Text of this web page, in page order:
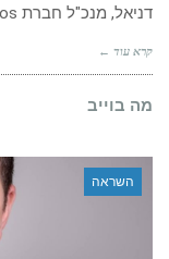
דניאל, מנכ"ל חברת Statos לפיתוח אתרים, "חייבים תוכן טוב עם
קרא עוד ←
מה בוייב
השראה